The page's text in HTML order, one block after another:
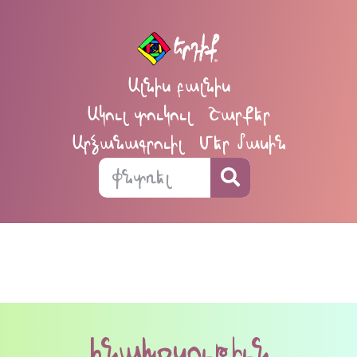
Ալնիս բալնիս
Ակուլ տուկուլ
Շարքեր
Արձանագրուիլ
Մեր մասին